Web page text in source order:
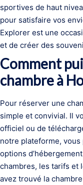
sportives de haut
pour satisfaire vos
Explorer est une
et de créer des
Comment
chambre à
Pour réserver une
simple et convivial. Il
officiel ou de
notre plateforme,
options
chambres, les tarifs et
avez trouvé la